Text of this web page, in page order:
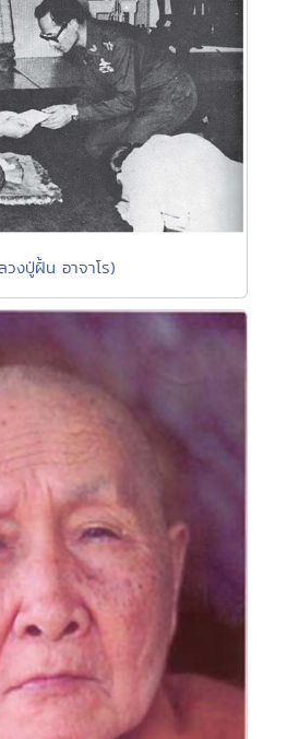
งปู่ฝั้น อาจาโร)